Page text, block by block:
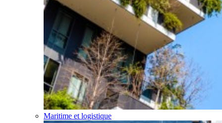
Maritime et logistique